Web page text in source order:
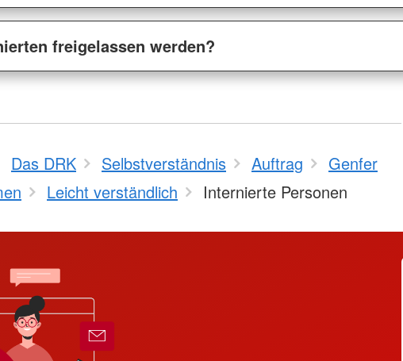
freigelassen werden?
Das DRK Selbstverständnis Auftrag
Genfer
Leicht verständlich Internierte Personen